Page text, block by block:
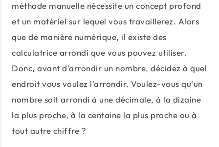
méthode manuelle nécessite un concept profond
et un matériel sur lequel vous travaillerez. Alors
que de manière numérique, il existe des
calculatrice arrondi que vous pouvez utiliser.
Donc, avant d'arrondir un nombre, décidez à quel
endroit vous voulez l'arrondir. Voulez-vous qu'un
nombre soit arrondi à une décimale, à la dizaine
la plus proche, à la centaine la plus proche ou à
tout autre chiffre ?